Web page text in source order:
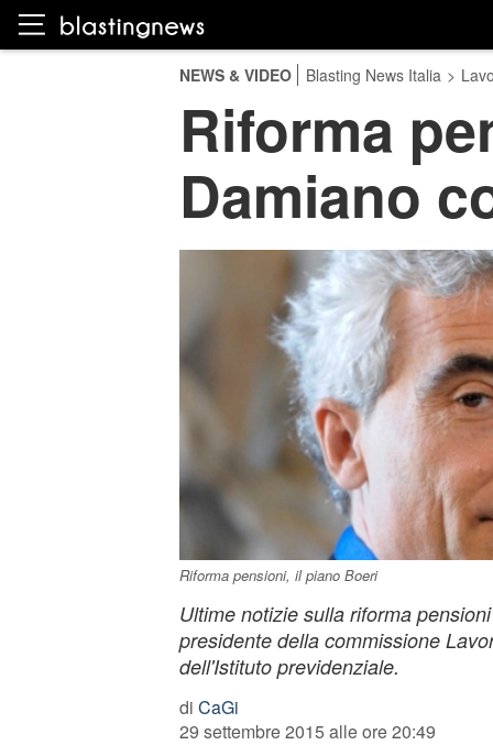
NEWS & VIDEO Blasting News Italia >
Riforma
Damiano
Riforma pensioni, il piano Boeri
Ultime notizie sulla riforma
presidente della commissione
dell'Istituto previdenziale.
di CaGi
29 settembre 2015 alle ore 20:49